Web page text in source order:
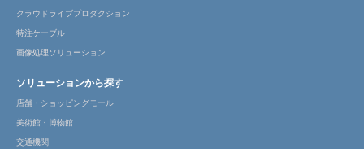
クラウドライブプロダクション
特注ケーブル
画像処理ソリューション
ソリューションから探す
店舗・ショッピングモール
美術館・博物館
交通機関